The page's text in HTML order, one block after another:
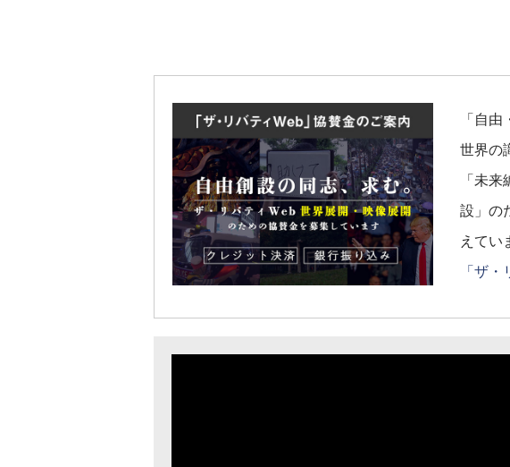
「自
世界の
「未
設」の
えてい
「ザ